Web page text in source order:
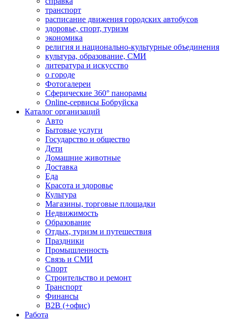
транспорт
расписание движения городских автобусов
здоровье, спорт, туризм
экономика
религия и национально-культурные объединения
культура, образование, СМИ
литература и искусство
о городе
Фотогалереи
Сферические 360° панорамы
Online-сервисы Бобруйска
Каталог организаций
Авто
Бытовые услуги
Государство и общество
Дети
Домашние животные
Доставка
Еда
Красота и здоровье
Культура
Магазины, торговые площадки
Недвижимость
Образование
Отдых, туризм и путешествия
Праздники
Промышленность
Связь и СМИ
Спорт
Строительство и ремонт
Транспорт
Финансы
B2B (+офис)
Работа